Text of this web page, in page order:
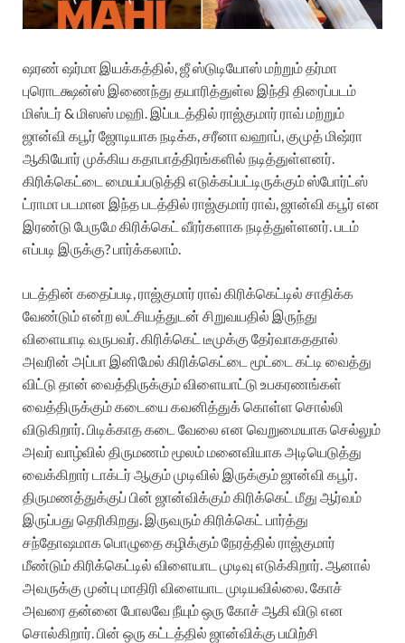
ஷரண் ஷர்மா இயக்கத்தில், ஜீ ஸ்டுடியோஸ் மற்றும் தர்மா
புரொடக்ஷன்ஸ் இணைந்து தயாரித்துள்ல இந்தி திரைப்படம்
மிஸ்டர் & மிஸஸ் மஹி. இப்படத்தில் ராஜ்குமார் ராவ் மற்றும்
ஜான்வி கபூர் ஜோடியாக நடிக்க, சரீனா வஹாப், குமுத் மிஷ்ரா
ஆகியோர் முக்கிய கதாபாத்திரங்களில் நடித்துள்ளனர்.
கிரிக்கெட்டை மையப்படுத்தி எடுக்கப்பட்டிருக்கும் ஸ்போர்ட்ஸ்
ட்ராமா படமான இந்த படத்தில் ராஜ்குமார் ராவ், ஜான்வி கபூர் என
இரண்டு பேருமே கிரிக்கெட் வீரர்களாக நடித்துள்ளனர். படம்
எப்படி இருக்கு? பார்க்கலாம்.
படத்தின் கதைப்படி, ராஜ்குமார் ராவ் கிரிக்கெட்டில் சாதிக்க
வேண்டும் என்ற லட்சியத்துடன் சிறுவயதில் இருந்து
விளையாடி வருபவர். கிரிக்கெட் டீமுக்கு தேர்வாகததால்
அவரின் அப்பா இனிமேல் கிரிக்கெட்டை மூட்டை கட்டி வைத்து
விட்டு தான் வைத்திருக்கும் விளையாட்டு உபகரணங்கள்
வைத்திருக்கும் கடையை கவனித்துக் கொள்ள சொல்லி
விடுகிறார். பிடிக்காத கடை வேலை என வெறுமையாக செல்லும்
அவர் வாழ்வில் திருமணம் மூலம் மனைவியாக அடியெடுத்து
வைக்கிறார் டாக்டர் ஆகும் முடிவில் இருக்கும் ஜான்வி கபூர்.
திருமணத்துக்குப் பின் ஜான்விக்கும் கிரிக்கெட் மீது ஆர்வம்
இருப்பது தெரிகிறது. இருவரும் கிரிக்கெட் பார்த்து
சந்தோஷமாக பொழுதை கழிக்கும் நேரத்தில் ராஜ்குமார்
மீண்டும் கிரிக்கெட்டில் விளையாட முடிவு எடுக்கிறார். ஆனால்
அவருக்கு முன்பு மாதிரி விளையாட முடியவில்லை. கோச்
அவரை தன்னை போலவே நீயும் ஒரு கோச் ஆகி விடு என
சொல்கிறார். பின் ஒரு கட்டத்தில் ஜான்விக்கு பயிற்சி